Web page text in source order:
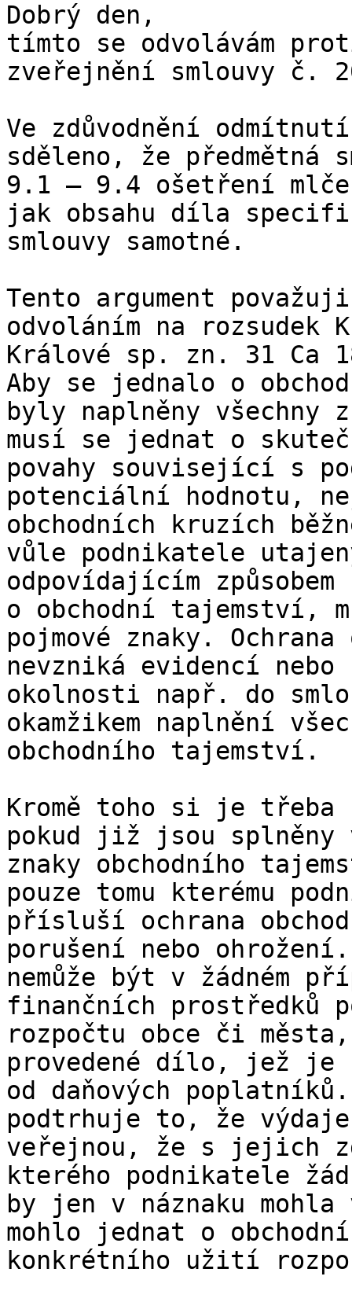
Dobrý den,
tímto se odvolávám
zveřejnění smlouvy č.
Ve zdůvodnění
sděleno, že předmětná
9.1 – 9.4 ošetření
jak obsahu díla
smlouvy samotné.
Tento argument
odvoláním na rozsudek
Králové sp. zn. 31 Ca
Aby se jednalo o
byly naplněny všechny
musí se jednat o
povahy související s
potenciální hodnotu,
obchodních kruzích
vůle podnikatele
odpovídajícím
o obchodní tajemství,
pojmové znaky.
nevzniká evidencí
okolnosti např. do
okamžikem naplnění
obchodního tajemství.
Kromě toho si je třeba
pokud již jsou splněny
znaky obchodního
pouze tomu kterému
přísluší ochrana
porušení nebo
nemůže být v žádném
finančních prostředků
rozpočtu obce či
provedené dílo, jež je
od daňových
podtrhuje to, že
veřejnou, že s jejich
kterého podnikatele
by jen v náznaku
mohlo jednat o
konkrétního užití